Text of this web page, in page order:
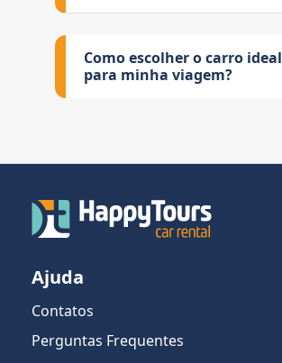
Como escolher o carro ideal
para minha viagem?
Ajuda
Contatos
Perguntas Frequentes